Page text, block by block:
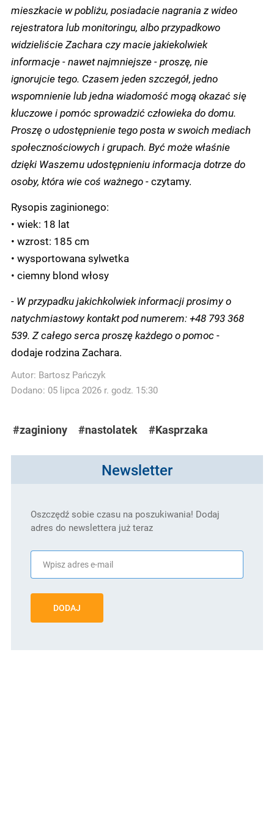
mieszkacie w pobliżu, posiadacie nagrania z wideo
rejestratora lub monitoringu, albo przypadkowo
widzieliście Zachara czy macie jakiekolwiek
informacje - nawet najmniejsze - proszę, nie
ignorujcie tego. Czasem jeden szczegół, jedno
wspomnienie lub jedna wiadomość mogą okazać się
kluczowe i pomóc sprowadzić człowieka do domu.
Proszę o udostępnienie tego posta w swoich mediach
społecznościowych i grupach. Być może właśnie
dzięki Waszemu udostępnieniu informacja dotrze do
osoby, która wie coś ważnego- czytamy.
Rysopis zaginionego:
• wiek: 18 lat
• wzrost: 185 cm
• wysportowana sylwetka
• ciemny blond włosy
- W przypadku jakichkolwiek informacji prosimy o
natychmiastowy kontakt pod numerem: +48 793 368
539. Z całego serca proszę każdego o pomoc-
dodaje rodzina Zachara.
Autor: Bartosz Pańczyk
Dodano: 05 lipca 2026 r. godz. 15:30
#zaginiony #nastolatek #Kasprzaka
Newsletter
Oszczędź sobie czasu na poszukiwania! Dodaj
adres do newslettera już teraz
DODAJ